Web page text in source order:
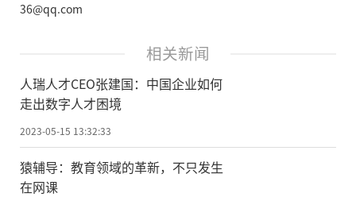
36@qq.com
相关新闻
人瑞人才CEO张建国：中国企业如何
走出数字人才困境
2023-05-15 13:32:33
猿辅导：教育领域的革新，不只发生
在网课